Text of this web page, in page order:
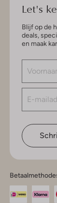
Let's
Blijf op de
deals,
en maak